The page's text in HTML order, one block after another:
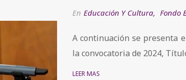
En Educación Y Cultura, Fondo
A continuación se presenta
la convocatoria de 2024,
LEER MÁS